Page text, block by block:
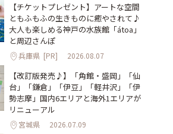
【チケットプレゼント】アートな空間
ともふもふの生きものに癒やされて♪
大人も楽しめる神戸の水族館「átoa」
と周辺さんぽ
兵庫県 [PR] 2026.08.07
【改訂版発売♪】「角館・盛岡」「仙
台」「鎌倉」「伊豆」「軽井沢」「伊
勢志摩」国内6エリアと海外1エリアが
リニューアル
宮城県 2026.07.09